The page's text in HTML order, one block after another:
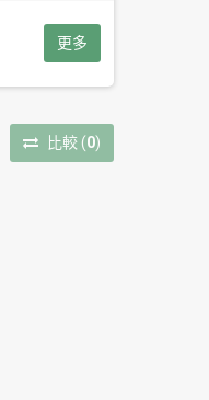
更多
比較 (0)